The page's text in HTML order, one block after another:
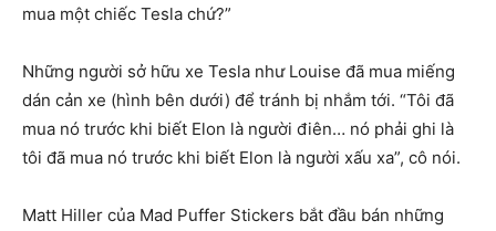
mua một chiếc Tesla chứ?”
Những người sở hữu xe Tesla như Louise đã mua miếng
dán cản xe (hình bên dưới) để tránh bị nhắm tới. “Tôi đã
mua nó trước khi biết Elon là người điên… nó phải ghi là
tôi đã mua nó trước khi biết Elon là người xấu xa”, cô nói.
Matt Hiller của Mad Puffer Stickers bắt đầu bán những